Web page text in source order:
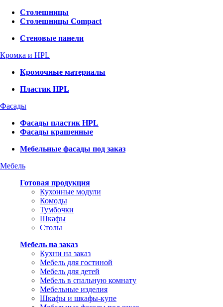
Столешницы
Столешницы Compact
Стеновые панели
Кромка и HPL
Кромочные материалы
Пластик HPL
Фасады
Фасады пластик HPL
Фасады крашенные
Мебельные фасады под заказ
Мебель
Готовая продукция
Кухонные модули
Комоды
Тумбочки
Шкафы
Столы
Мебель на заказ
Кухни на заказ
Мебель для гостиной
Мебель для детей
Мебель в спальную комнату
Мебельные изделия
Шкафы и шкафы-купе